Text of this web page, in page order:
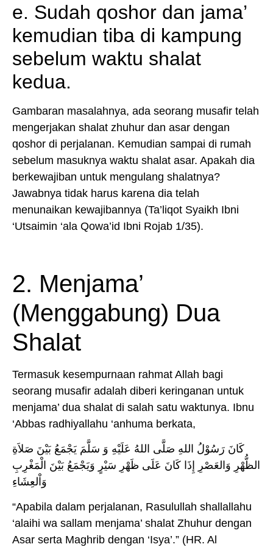
e. Sudah qoshor dan jama’
kemudian tiba di kampung
sebelum waktu shalat
kedua.
Gambaran masalahnya, ada seorang musafir telah
mengerjakan shalat zhuhur dan asar dengan
qoshor di perjalanan. Kemudian sampai di rumah
sebelum masuknya waktu shalat asar. Apakah dia
berkewajiban untuk mengulang shalatnya?
Jawabnya tidak harus karena dia telah
menunaikan kewajibannya (Ta’liqot Syaikh Ibni
‘Utsaimin ‘ala Qowa’id Ibni Rojab 1/35).
2. Menjama’
(Menggabung) Dua
Shalat
Termasuk kesempurnaan rahmat Allah bagi
seorang musafir adalah diberi keringanan untuk
menjama’ dua shalat di salah satu waktunya. Ibnu
‘Abbas radhiyallahu ‘anhuma berkata,
كَانَ رَسُوْلُ اللهِ صَلَّى اللهُ عَلَيْهِ وَ سَلَّمَ يَجْمَعُ بَيْنَ صَلاَةِ
الظُّهْرِ وَالعَصْرِ إِذَا كَانَ عَلَى ظَهْرِ سَيْرٍ وَيَجْمَعُ بَيْنَ الْمَغْرِبِ
وَاْلعِشَاءِ
“Apabila dalam perjalanan, Rasulullah shallallahu
‘alaihi wa sallam menjama’ shalat Zhuhur dengan
Asar serta Maghrib dengan ‘Isya’.” (HR. Al